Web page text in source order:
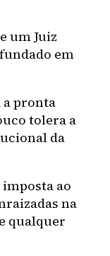
um Juiz
em
a pronta
tolera a
da
ao
na
qualquer